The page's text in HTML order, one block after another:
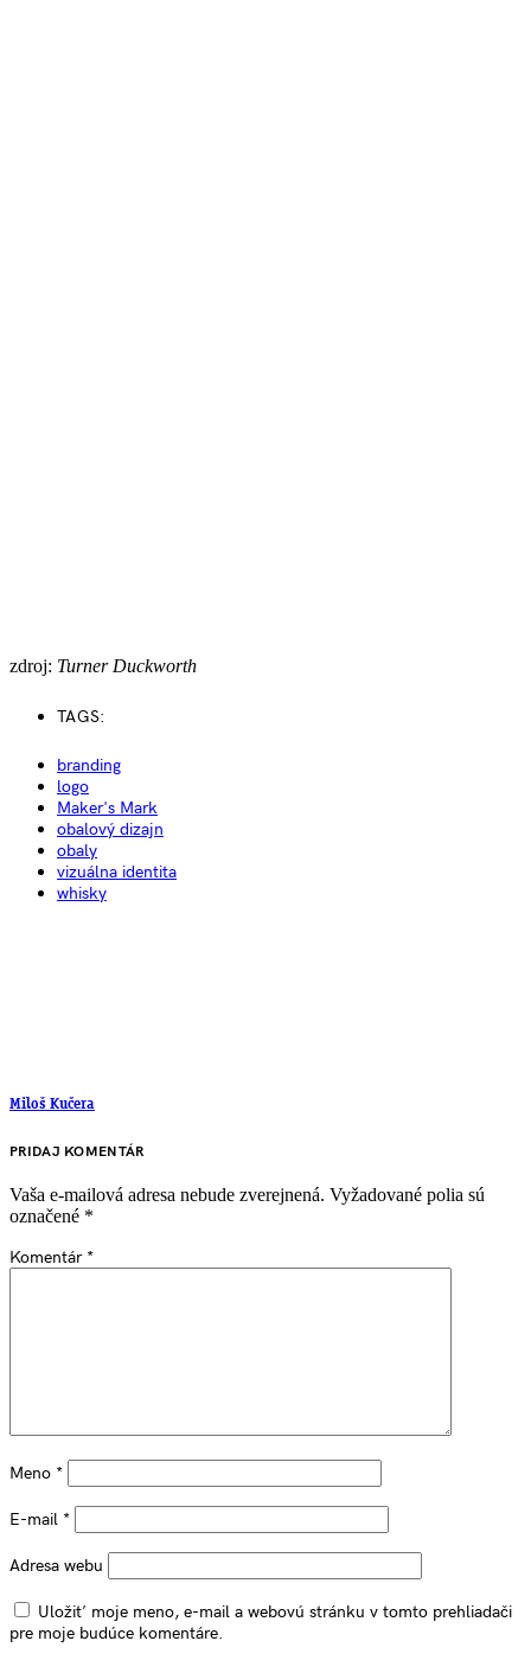
zdroj: Turner Duckworth
TAGS:
branding
logo
Maker's Mark
obalový dizajn
obaly
vizuálna identita
whisky
Miloš Kučera
PRIDAJ KOMENTÁR
Vaša e-mailová adresa nebude zverejnená. Vyžadované polia sú
označené *
Komentár *
Meno *
E-mail *
Adresa webu
Uložiť moje meno, e-mail a webovú stránku v tomto prehliadači
pre moje budúce komentáre.